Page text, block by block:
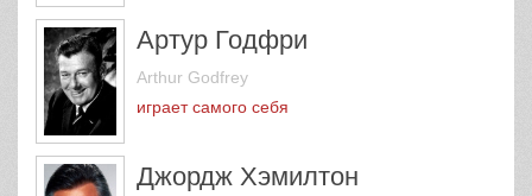
Артур Годфри
Arthur Godfrey
играет самого себя
Джордж Хэмилтон